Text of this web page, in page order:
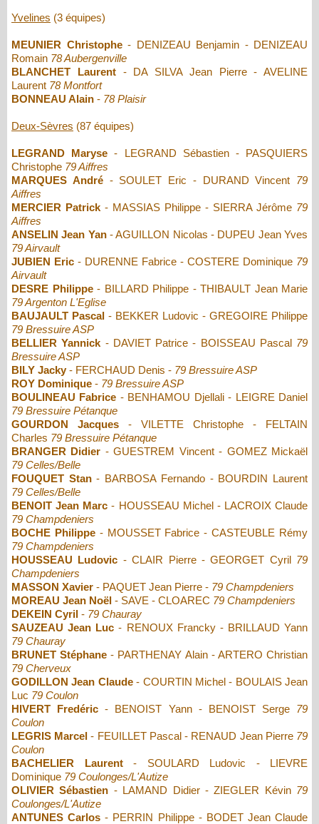
Yvelines (3 équipes)
MEUNIER Christophe- DENIZEAU Benjamin - DENIZEAU
Romain 78 Aubergenville
BLANCHET Laurent- DA SILVA Jean Pierre - AVELINE
Laurent 78 Montfort
BONNEAU Alain - 78 Plaisir
Deux-Sèvres (87 équipes)
LEGRAND Maryse - LEGRAND Sébastien - PASQUIERS
Christophe 79 Aiffres
MARQUES André- SOULET Eric - DURAND Vincent 79
Aiffres
MERCIER Patrick - MASSIAS Philippe - SIERRA Jérôme 79
Aiffres
ANSELIN Jean Yan- AGUILLON Nicolas - DUPEU Jean Yves
79 Airvault
JUBIEN Eric - DURENNE Fabrice - COSTERE Dominique 79
Airvault
DESRE Philippe- BILLARD Philippe - THIBAULT Jean Marie
79 Argenton L'Eglise
BAUJAULT Pascal - BEKKER Ludovic - GREGOIRE Philippe
79 Bressuire ASP
BELLIER Yannick - DAVIET Patrice - BOISSEAU Pascal 79
Bressuire ASP
BILY Jacky- FERCHAUD Denis - 79 Bressuire ASP
ROY Dominique - 79 Bressuire ASP
BOULINEAU Fabrice - BENHAMOU Djellali - LEIGRE Daniel
79 Bressuire Pétanque
GOURDON Jacques - VILETTE Christophe - FELTAIN
Charles 79 Bressuire Pétanque
BRANGER Didier - GUESTREM Vincent - GOMEZ Mickaël
79 Celles/Belle
FOUQUET Stan- BARBOSA Fernando - BOURDIN Laurent
79 Celles/Belle
BENOIT Jean Marc - HOUSSEAU Michel - LACROIX Claude
79 Champdeniers
BOCHE Philippe- MOUSSET Fabrice - CASTEUBLE Rémy
79 Champdeniers
HOUSSEAU Ludovic - CLAIR Pierre - GEORGET Cyril 79
Champdeniers
MASSON Xavier - PAQUET Jean Pierre - 79 Champdeniers
MOREAU Jean Noël - SAVE - CLOAREC 79 Champdeniers
DEKEIN Cyril - 79 Chauray
SAUZEAU Jean Luc - RENOUX Francky - BRILLAUD Yann
79 Chauray
BRUNET Stéphane - PARTHENAY Alain - ARTERO Christian
79 Cherveux
GODILLON Jean Claude- COURTIN Michel - BOULAIS Jean
Luc 79 Coulon
HIVERT Fredéric - BENOIST Yann - BENOIST Serge 79
Coulon
LEGRIS Marcel - FEUILLET Pascal - RENAUD Jean Pierre 79
Coulon
BACHELIER Laurent- SOULARD Ludovic - LIEVRE
Dominique 79 Coulonges/L'Autize
OLIVIER Sébastien - LAMAND Didier - ZIEGLER Kévin 79
Coulonges/L'Autize
ANTUNES Carlos - PERRIN Philippe - BODET Jean Claude